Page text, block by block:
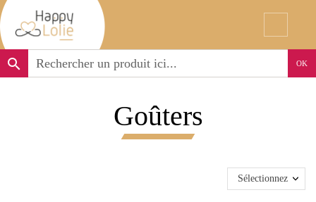
search OK
Goûters
Sélectionnez